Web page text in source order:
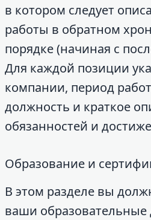
в котором следует
работы в обратном
порядке (начиная с
Для каждой позиции
компании, период
должность и краткое
обязанностей и
Образование и
В этом разделе вы
ваши образовательные